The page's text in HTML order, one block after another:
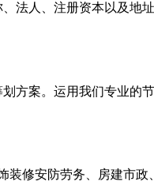
法人、注册资本以及地
方案。运用我们专业的
装修安防劳务、房建市